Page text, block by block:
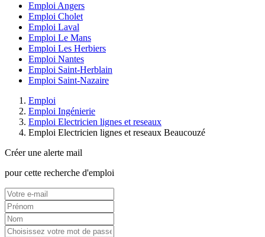
Emploi Angers
Emploi Cholet
Emploi Laval
Emploi Le Mans
Emploi Les Herbiers
Emploi Nantes
Emploi Saint-Herblain
Emploi Saint-Nazaire
Emploi
Emploi Ingénierie
Emploi Electricien lignes et reseaux
Emploi Electricien lignes et reseaux Beaucouzé
Créer une alerte mail
pour cette recherche d'emploi